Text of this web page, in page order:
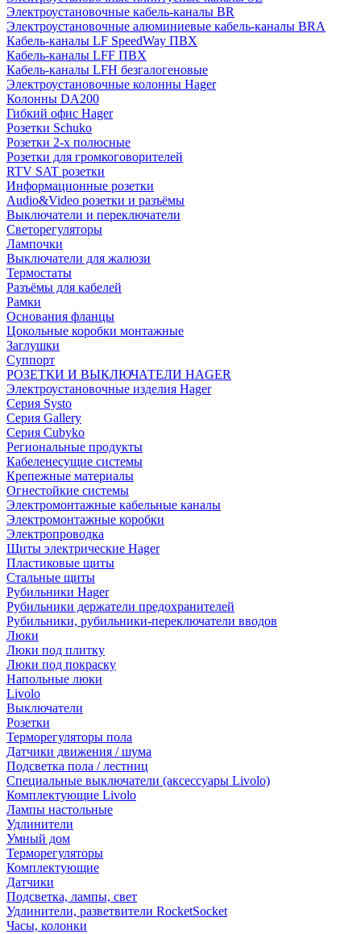
Электроустановочные кабель-каналы BR
Электроустановочные алюминиевые кабель-каналы BRA
Кабель-каналы LF SpeedWay ПВХ
Кабель-каналы LFF ПВХ
Кабель-каналы LFH безгалогеновые
Электроустановочные колонны Hager
Колонны DA200
Гибкий офис Hager
Розетки Schuko
Розетки 2-х полюсные
Розетки для громкоговорителей
RTV SAT розетки
Информационные розетки
Audio&Video розетки и разъёмы
Выключатели и переключатели
Светорегуляторы
Лампочки
Выключатели для жалюзи
Термостаты
Разъёмы для кабелей
Рамки
Основания фланцы
Цокольные коробки монтажные
Заглушки
Суппорт
РОЗЕТКИ И ВЫКЛЮЧАТЕЛИ HAGER
Электроустановочные изделия Hager
Серия Systo
Серия Gallery
Серия Cubyko
Региональные продукты
Кабеленесущие системы
Крепежные материалы
Огнестойкие системы
Электромонтажные кабельные каналы
Электромонтажные коробки
Электропроводка
Щиты электрические Hager
Пластиковые щиты
Стальные щиты
Рубильники Hager
Рубильники держатели предохранителей
Рубильники, рубильники-переключатели вводов
Люки
Люки под плитку
Люки под покраску
Напольные люки
Livolo
Выключатели
Розетки
Терморегуляторы пола
Датчики движения / шума
Подсветка пола / лестниц
Специальные выключатели (аксессуары Livolo)
Комплектующие Livolo
Лампы настольные
Удлинители
Умный дом
Терморегуляторы
Комплектующие
Датчики
Подсветка, лампы, свет
Удлинители, разветвители RocketSocket
Часы, колонки